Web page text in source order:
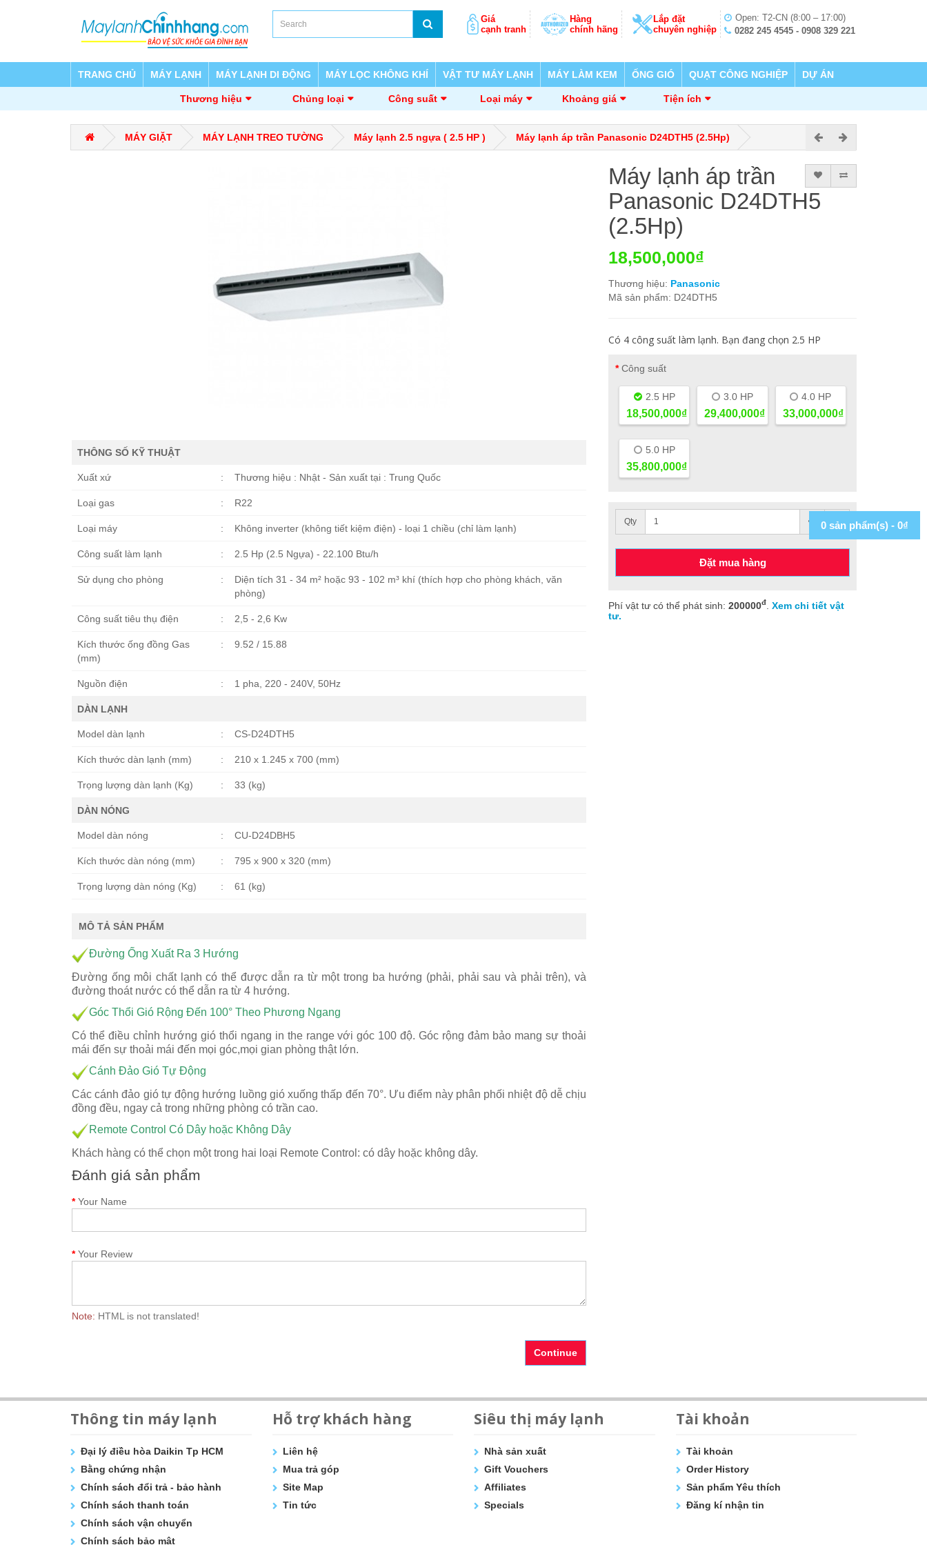
0 sản phẩm(s) - 0₫
Giá
cạnh tranh
Hàng
chính hãng
Lắp đặt
chuyên nghiệp
Open: T2-CN (8:00 – 17:00)
0282 245 4545 - 0908 329 221
TRANG CHỦ MÁY LẠNH MÁY LẠNH DI ĐỘNG MÁY LỌC KHÔNG KHÍ VẬT TƯ MÁY LẠNH MÁY LÀM KEM ỐNG GIÓ QUẠT CÔNG NGHIỆP DỰ ÁN
Thương hiệu Chủng loại Công suất Loại máy Khoảng giá Tiện ích
MÁY GIẶT MÁY LẠNH TREO TƯỜNG Máy lạnh 2.5 ngựa ( 2.5 HP ) Máy lạnh áp trần Panasonic D24DTH5 (2.5Hp)
THÔNG SỐ KỸ THUẬT
Xuất xứ : Thương hiệu : Nhật - Sản xuất tại : Trung Quốc
Loại gas : R22
Loại máy : Không inverter (không tiết kiệm điện) - loại 1 chiều (chỉ làm lạnh)
Công suất làm lạnh : 2.5 Hp (2.5 Ngựa) - 22.100 Btu/h
Sử dụng cho phòng :
Diện tích 31 - 34 m² hoặc 93 - 102 m³ khí (thích hợp cho phòng khách, văn
phòng)
Công suất tiêu thụ điện : 2,5 - 2,6 Kw
Kích thước ống đồng Gas
(mm)
: 9.52 / 15.88
Nguồn điện : 1 pha, 220 - 240V, 50Hz
DÀN LẠNH
Model dàn lạnh : CS-D24DTH5
Kích thước dàn lạnh (mm) : 210 x 1.245 x 700 (mm)
Trọng lượng dàn lạnh (Kg) : 33 (kg)
DÀN NÓNG
Model dàn nóng : CU-D24DBH5
Kích thước dàn nóng (mm) : 795 x 900 x 320 (mm)
Trọng lượng dàn nóng (Kg) : 61 (kg)
MÔ TẢ SẢN PHẨM
Đường Ống Xuất Ra 3 Hướng
Đường ống môi chất lạnh có thể được dẫn ra từ một trong ba hướng (phải, phải sau và phải trên), và
đường thoát nước có thể dẫn ra từ 4 hướng.
Góc Thổi Gió Rộng Đến 100° Theo Phương Ngang
Có thể điều chỉnh hướng gió thổi ngang in the range với góc 100 độ. Góc rộng đảm bảo mang sự thoải
mái đến sự thoải mái đến mọi góc,mọi gian phòng thật lớn.
Cánh Đảo Gió Tự Động
Các cánh đảo gió tự động hướng luồng gió xuống thấp đến 70°. Ưu điểm này phân phối nhiệt độ dễ chịu
đồng đều, ngay cả trong những phòng có trần cao.
Remote Control Có Dây hoặc Không Dây
Khách hàng có thể chọn một trong hai loại Remote Control: có dây hoặc không dây.
Đánh giá sản phẩm
Your Name
Your Review
Note: HTML is not translated!
Continue
Máy lạnh áp trần
Panasonic D24DTH5
(2.5Hp)
18,500,000₫
Thương hiệu: Panasonic
Mã sản phẩm: D24DTH5
Có 4 công suất làm lạnh. Bạn đang chọn 2.5 HP
Công suất
2.5 HP
18,500,000₫
3.0 HP
29,400,000₫
4.0 HP
33,000,000₫
5.0 HP
35,800,000₫
Qty
Đặt mua hàng
Phí vật tư có thể phát sinh: 200000đ
Xem chi tiết vật
tư.
Thông tin máy lạnh
Đại lý điều hòa Daikin Tp HCM
Bằng chứng nhận
Chính sách đổi trả - bảo hành
Chính sách thanh toán
Chính sách vận chuyển
Chính sách bảo mật
Hỗ trợ khách hàng
Liên hệ
Mua trả góp
Site Map
Tin tức
Siêu thị máy lạnh
Nhà sản xuất
Gift Vouchers
Affiliates
Specials
Tài khoản
Tài khoản
Order History
Sản phẩm Yêu thích
Đăng kí nhận tin